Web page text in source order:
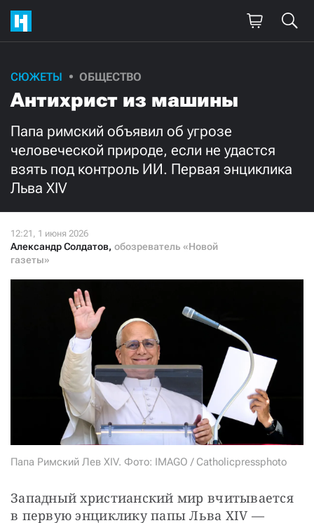
СЮЖЕТЫ ОБЩЕСТВО
Антихрист из машины
Папа римский объявил об угрозе
человеческой природе, если не удастся
взять под контроль ИИ. Первая энциклика
Льва XIV
Александр Солдатов, обозреватель «Новой
газеты»
Папа Римский Лев XIV. Фото: IMAGO / Catholicpressphoto
Западный христианский мир вчитывается
Поддержите
нашу работу!
Ежемесячно Разово
3000 1000
я принимаю условия
СТАТЬ СОУЧАСТНИКОМ
ПОДЕЛИТЬСЯ С ДРУЗЬЯМИ
Если у вас есть вопросы, пишите donate@novayagazeta.ruили
+7 (929) 612-03-68